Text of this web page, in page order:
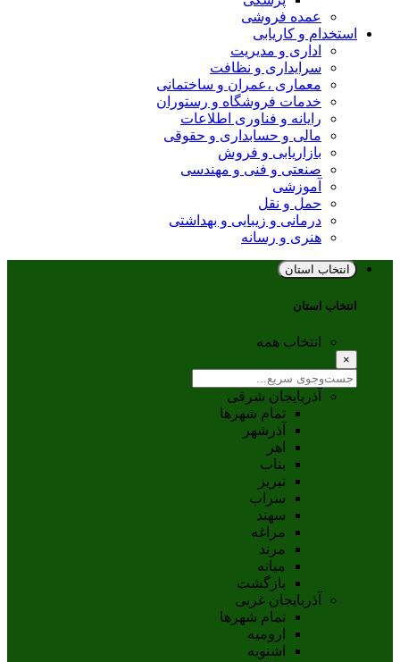
عمده فروشی
استخدام و کاریابی
اداری و مدیریت
سرایداری و نظافت
معماری ،عمران و ساختمانی
خدمات فروشگاه و رستوران
رایانه و فناوری اطلاعات
مالی و حسابداری و حقوقی
بازاریابی و فروش
صنعتی و فنی و مهندسی
آموزشی
حمل و نقل
درمانی و زیبایی و بهداشتی
هنری و رسانه
انتخاب استان
انتخاب استان
انتخاب همه
×
آذربایجان شرقی
تمام شهر‌ها
آذرشهر
اهر
بناب
تبريز
سراب
سهند
مراغه
مرند
ميانه
بازگشت
آذربایجان غربی
تمام شهر‌ها
اروميه
اشنويه